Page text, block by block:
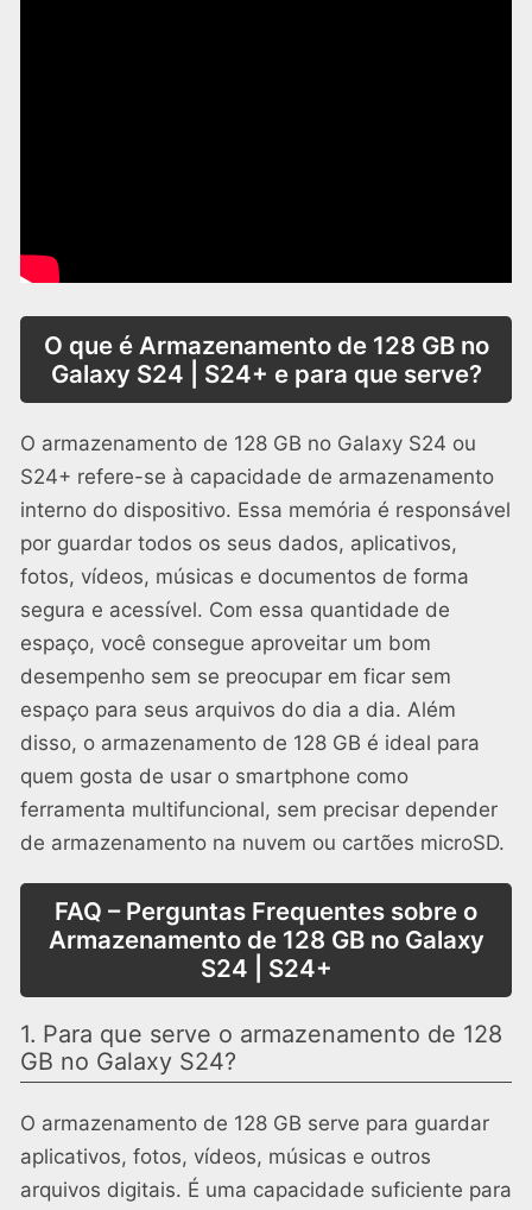
O que é Armazenamento de 128 GB no
Galaxy S24 | S24+ e para que serve?
O armazenamento de 128 GB no Galaxy S24 ou
S24+ refere-se à capacidade de armazenamento
interno do dispositivo. Essa memória é responsável
por guardar todos os seus dados, aplicativos,
fotos, vídeos, músicas e documentos de forma
segura e acessível. Com essa quantidade de
espaço, você consegue aproveitar um bom
desempenho sem se preocupar em ficar sem
espaço para seus arquivos do dia a dia. Além
disso, o armazenamento de 128 GB é ideal para
quem gosta de usar o smartphone como
ferramenta multifuncional, sem precisar depender
de armazenamento na nuvem ou cartões microSD.
FAQ – Perguntas Frequentes sobre o
Armazenamento de 128 GB no Galaxy
S24 | S24+
1. Para que serve o armazenamento de 128
GB no Galaxy S24?
O armazenamento de 128 GB serve para guardar
aplicativos, fotos, vídeos, músicas e outros
arquivos digitais. É uma capacidade suficiente para